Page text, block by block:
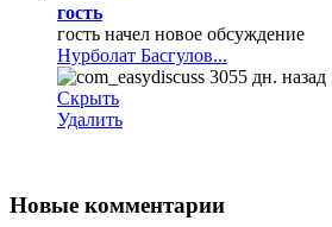
гость
гость начел новое обсуждение
Нурболат Басгулов...
3055 дн. назад
Скрыть
Удалить
Новые комментарии